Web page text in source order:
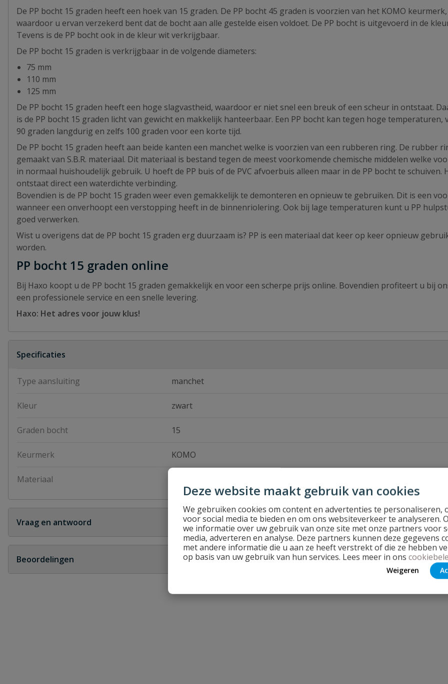
Deze website maakt gebruik van cookies
We gebruiken cookies om content en advertenties te personaliseren,
voor social media te bieden en om ons websiteverkeer te analyseren.
we informatie over uw gebruik van onze site met onze partners voor
media, adverteren en analyse. Deze partners kunnen deze gegevens
met andere informatie die u aan ze heeft verstrekt of die ze hebben
op basis van uw gebruik van hun services. Lees meer in ons
Weigeren
De PP bocht 15 graden heeft een hoek van 15 graden. De PP bocht 45 graden is voorzien van het KOMO keurmerk,
waardoor u ervan verzekerd bent dat de bocht aan alle gestelde eisen voldoet. De PP bocht is uitgevoerd in de
Tevens is de PP bocht ook in de kleur wit verkrijgbaar.
De PP bocht 15 graden is verkrijgbaar in de volgende diameters:
75 mm
110 mm
125 mm
De PP bocht 15 graden heeft een hoge slagvastheid, waardoor er niet snel een breuk of een scheur in ontstaat.
is de PP bocht 15 graden licht van gewicht en makkelijk hanteerbaar. Een PP bocht kan tegen hoge temperaturen,
90 graden langdurig en zelfs 100 graden voor een korte tijd.
De PP bocht 15 graden heeft aan beide kanten een manchet welke is voorzien van een rubberen ring. De rubber
gemaakt van S.B.R. materiaal. Dit materiaal is bestand tegen de meest voorkomende chemische middelen welke
in normaal huishoudelijk gebruik. U hoeft de PP buis of de PVC afvoerbuis alleen maar in de PP bocht te schuiven.
ontstaat direct een waterdichte verbinding.
Bovendien is de PP bocht 15 graden weer even gemakkelijk te demonteren en opnieuw te gebruiken. Dit is een
wanneer een onverhoopt een verstopping heeft in de binnenriolering. Ook bij lage temperaturen kunt u PP
goed verwerken.
Wist u overigens dat de PP bocht 15 graden erg duurzaam is? PP is een materiaal dat keer op keer opnieuw
worden.
PP bocht 15 graden online
Bij Haxo koopt u de PP bocht 15 graden gemakkelijk en voor een scherpe prijs online. Bovendien profiteert u bij
een professionele service en een snelle levering.
Haxo: Het adres voor jouw klus!
Specificaties
Type aansluiting manchet
Kleur zwart
Graden bocht 15
Keurmerk KOMO
Materiaal
Vraag en antwoord
Geen vragen
Beoordelingen